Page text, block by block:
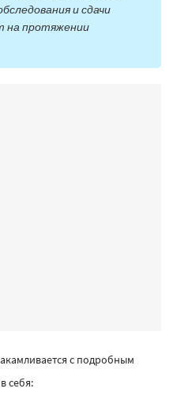
и сдачи
на протяжении
с подробным
себя: